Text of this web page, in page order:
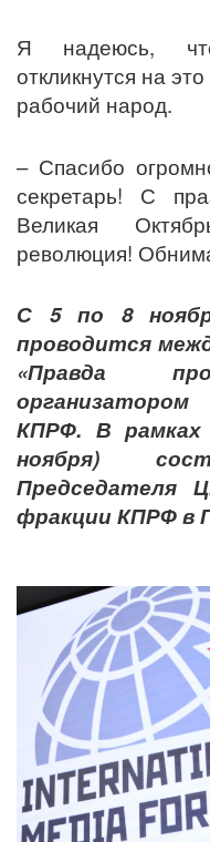
Я надеюсь,
откликнутся на
рабочий народ.
– Спасибо
секретарь! С
Великая
революция!
С 5 по 8
проводится
«Правда
КПРФ. В рамках
ноября)
Председателя
фракции КПРФ в